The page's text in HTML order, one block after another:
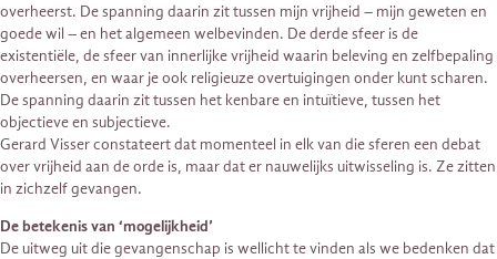
overheerst. De spanning daarin zit tussen mijn vrijheid – mijn geweten en
goede wil – en het algemeen welbevinden. De derde sfeer is de
existentiële, de sfeer van innerlijke vrijheid waarin beleving en zelfbepaling
overheersen, en waar je ook religieuze overtuigingen onder kunt scharen.
De spanning daarin zit tussen het kenbare en intuïtieve, tussen het
objectieve en subjectieve.
Gerard Visser constateert dat momenteel in elk van die sferen een debat
over vrijheid aan de orde is, maar dat er nauwelijks uitwisseling is. Ze zitten
in zichzelf gevangen.
De betekenis van ‘mogelijkheid’
De uitweg uit die gevangenschap is wellicht te vinden als we bedenken dat